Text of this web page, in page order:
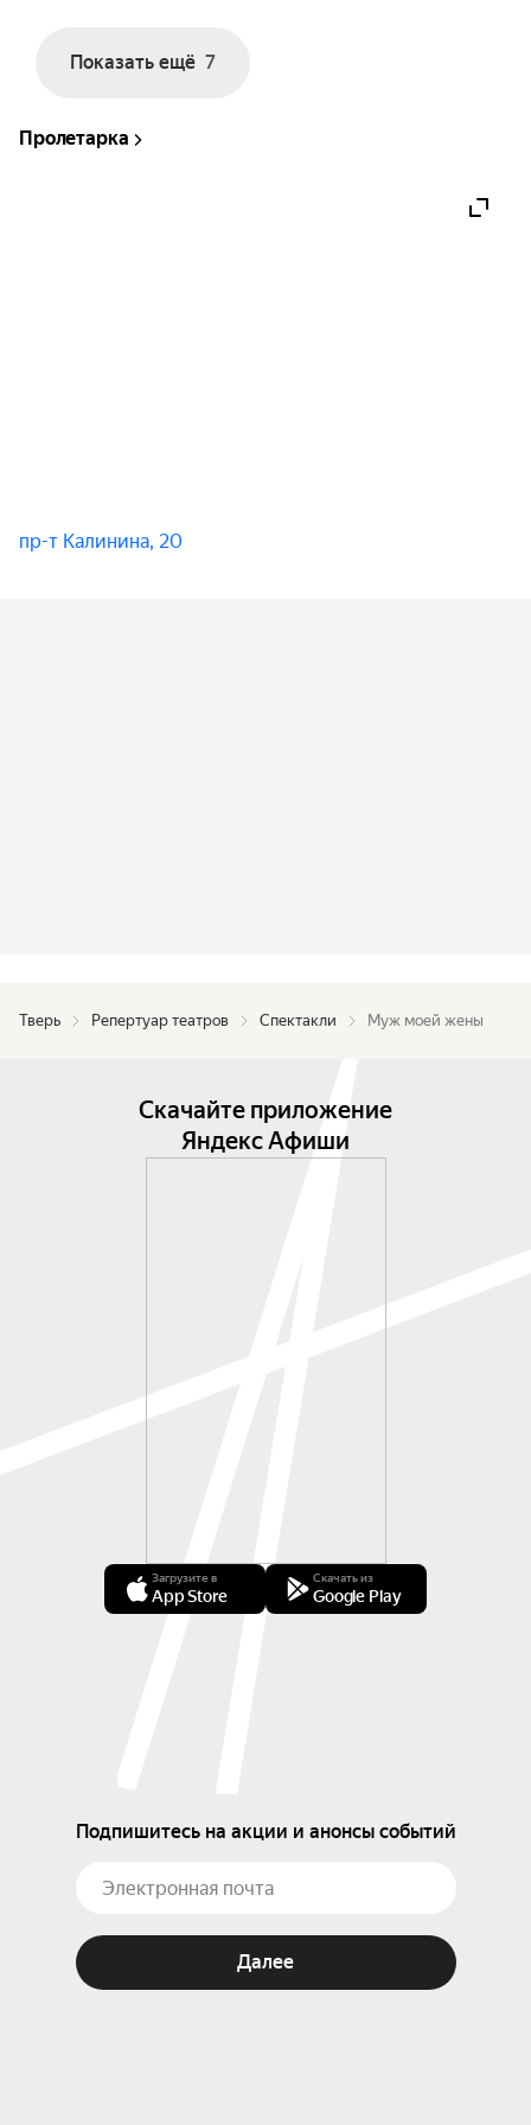
Показать ещё 7
Пролетарка
пр-т Калинина, 20
Тверь Репертуар театров Спектакли Муж моей жены
Скачайте приложение
Яндекс Афиши
Загрузите в
App Store
Скачать из
Google Play
Подпишитесь на акции и анонсы событий
Далее